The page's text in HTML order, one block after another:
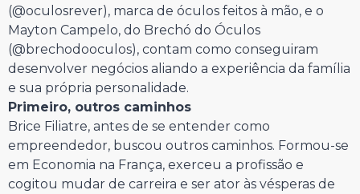
(@oculosrever), marca de óculos feitos à mão, e o
Mayton Campelo, do Brechó do Óculos
(@brechodooculos), contam como conseguiram
desenvolver negócios aliando a experiência da família
e sua própria personalidade.
Primeiro, outros caminhos
Brice Filiatre, antes de se entender como
empreendedor, buscou outros caminhos. Formou-se
em Economia na França, exerceu a profissão e
cogitou mudar de carreira e ser ator às vésperas de